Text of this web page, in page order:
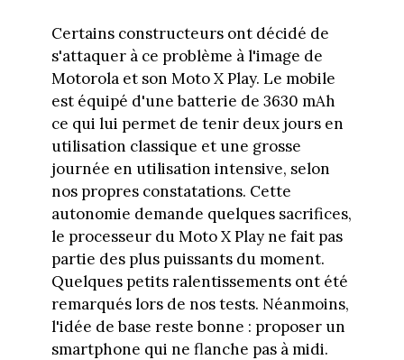
Certains constructeurs ont décidé de
s'attaquer à ce problème à l'image de
Motorola et son Moto X Play. Le mobile
est équipé d'une batterie de 3630 mAh
ce qui lui permet de tenir deux jours en
utilisation classique et une grosse
journée en utilisation intensive, selon
nos propres constatations. Cette
autonomie demande quelques sacrifices,
le processeur du Moto X Play ne fait pas
partie des plus puissants du moment.
Quelques petits ralentissements ont été
remarqués lors de nos tests. Néanmoins,
l'idée de base reste bonne : proposer un
smartphone qui ne flanche pas à midi.